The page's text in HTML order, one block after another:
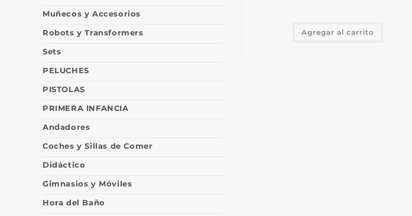
Agregar al carrito
Muñecos y Accesorios
Robots y Transformers
Sets
PELUCHES
PISTOLAS
PRIMERA INFANCIA
Andadores
Coches y Sillas de Comer
Didáctico
Gimnasios y Móviles
Hora del Baño